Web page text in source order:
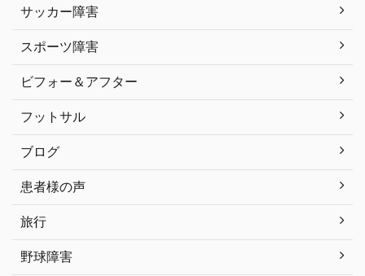
サッカー障害
スポーツ障害
ビフォー＆アフター
フットサル
ブログ
患者様の声
旅行
野球障害